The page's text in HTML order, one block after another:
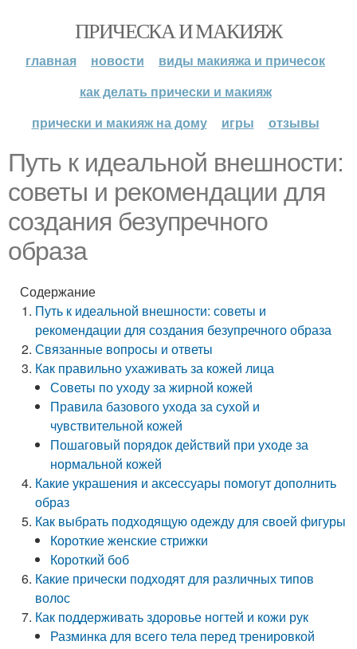
ПРИЧЕСКА И МАКИЯЖ
главная новости
виды макияжа и причесок
как делать прически и макияж
прически и макияж на дому
игры отзывы
Путь к идеальной внешности:
советы и рекомендации для
создания безупречного
образа
Содержание
Путь к идеальной внешности: советы и
рекомендации для создания безупречного образа
Связанные вопросы и ответы
Как правильно ухаживать за кожей лица
Советы по уходу за жирной кожей
Правила базового ухода за сухой и
чувствительной кожей
Пошаговый порядок действий при уходе за
нормальной кожей
Какие украшения и аксессуары помогут дополнить
образ
Как выбрать подходящую одежду для своей фигуры
Короткие женские стрижки
Короткий боб
Какие прически подходят для различных типов
волос
Как поддерживать здоровье ногтей и кожи рук
Разминка для всего тела перед тренировкой